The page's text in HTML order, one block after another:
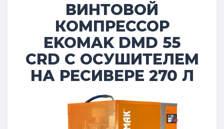
ВИНТОВОЙ
КОМПРЕССОР
EKOMAK DMD 55
CRD С ОСУШИТЕЛЕМ
НА РЕСИВЕРЕ 270 Л